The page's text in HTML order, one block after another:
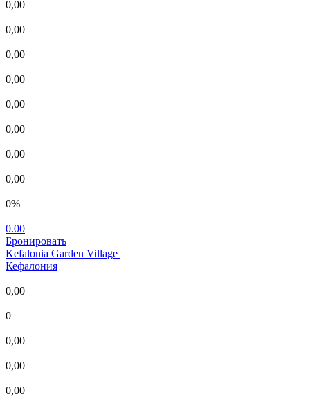
0,00
0,00
0,00
0,00
0,00
0,00
0,00
0,00
0%
0.00
Бронировать
Kefalonia Garden Village
Кефалония
0,00
0
0,00
0,00
0,00